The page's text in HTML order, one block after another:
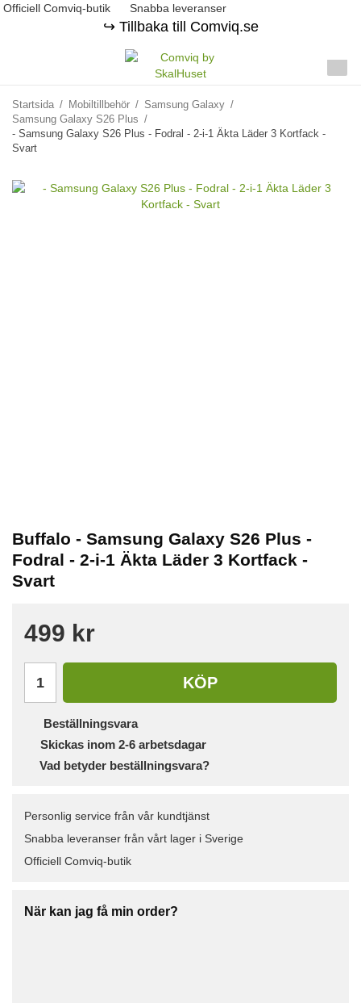
Officiell Comviq-butik Snabba leveranser
↪️ Tillbaka till Comviq.se
Startsida / Mobiltillbehör / Samsung Galaxy /
Samsung Galaxy S26 Plus /
- Samsung Galaxy S26 Plus - Fodral - 2-i-1 Äkta Läder 3 Kortfack -
Svart
Buffalo - Samsung Galaxy S26 Plus -
Fodral - 2-i-1 Äkta Läder 3 Kortfack -
Svart
499 kr
KÖP
Beställningsvara
Skickas inom 2-6 arbetsdagar
Vad betyder beställningsvara?
Personlig service från vår kundtjänst
Snabba leveranser från vårt lager i Sverige
Officiell Comviq-butik
När kan jag få min order?